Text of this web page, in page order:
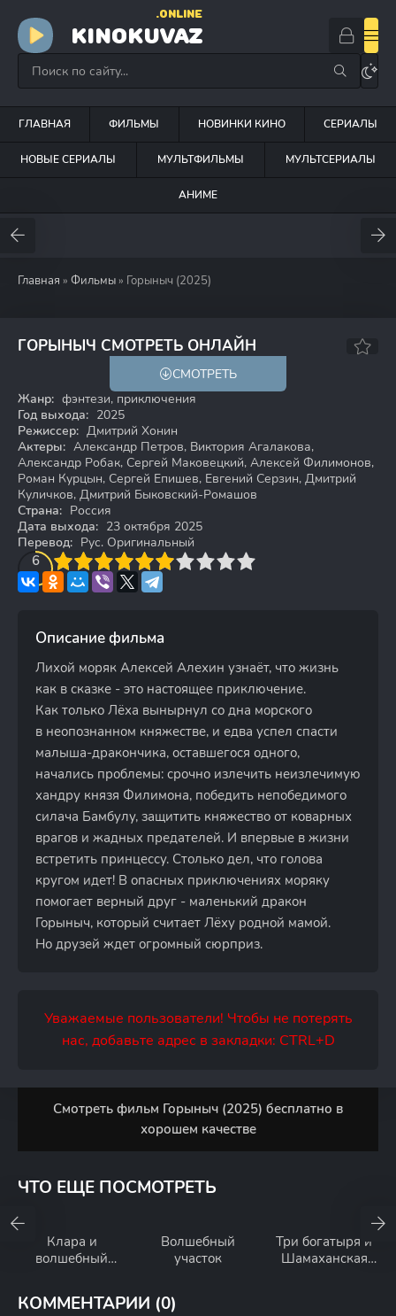
KINOKUVAZ
.ONLINE
ГЛАВНАЯ ФИЛЬМЫ НОВИНКИ КИНО СЕРИАЛЫ
НОВЫЕ СЕРИАЛЫ МУЛЬТФИЛЬМЫ МУЛЬТСЕРИАЛЫ
АНИМЕ
Главная » Фильмы » Горыныч (2025)
ГОРЫНЫЧ СМОТРЕТЬ ОНЛАЙН
5.7
СМОТРЕТЬ
Жанр: фэнтези, приключения
Год выхода: 2025
Режиссер: Дмитрий Хонин
Актеры: Александр Петров, Виктория Агалакова,
Александр Робак, Сергей Маковецкий, Алексей Филимонов,
Роман Курцын, Сергей Епишев, Евгений Серзин, Дмитрий
Куличков, Дмитрий Быковский-Ромашов
Страна: Россия
Дата выхода: 23 октября 2025
Перевод: Рус. Оригинальный
6
4 5 6 7 8 9 10
Описание фильма
Лихой моряк Алексей Алехин узнаёт, что жизнь
как в сказке - это настоящее приключение.
Как только Лёха вынырнул со дна морского
в неопознанном княжестве, и едва успел спасти
малыша-дракончика, оставшегося одного,
начались проблемы: срочно излечить неизлечимую
хандру князя Филимона, победить непобедимого
силача Бамбулу, защитить княжество от коварных
врагов и жадных предателей. И впервые в жизни
встретить принцессу. Столько дел, что голова
кругом идет! В опасных приключениях моряку
помогает верный друг - маленький дракон
Горыныч, который считает Лёху родной мамой.
Но друзей ждет огромный сюрприз.
Уважаемые пользователи! Чтобы не потерять
нас, добавьте адрес в закладки: CTRL+D
Смотреть фильм Горыныч (2025) бесплатно в
хорошем качестве
ЧТО ЕЩЕ ПОСМОТРЕТЬ
Клара и
волшебный
Волшебный
участок
Три богатыря и
Шамаханская
КОММЕНТАРИИ (0)